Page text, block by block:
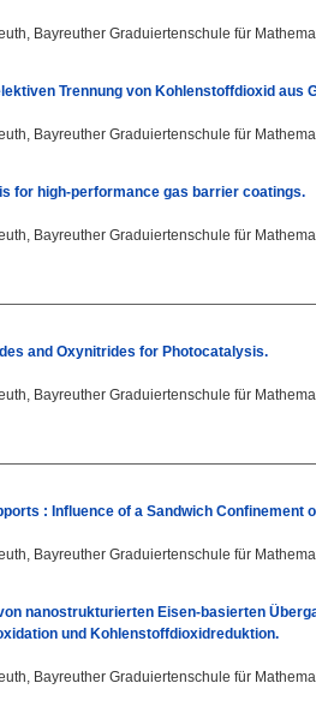
Bayreuther Graduiertenschule für
Trennung von Kohlenstoffdioxid aus
Bayreuther Graduiertenschule für
for high-performance gas barrier coatings.
Bayreuther Graduiertenschule für
and Oxynitrides for Photocatalysis.
Bayreuther Graduiertenschule für
: Influence of a Sandwich Confinement
Bayreuther Graduiertenschule für
nanostrukturierten Eisen-basierten
und Kohlenstoffdioxidreduktion.
Bayreuther Graduiertenschule für